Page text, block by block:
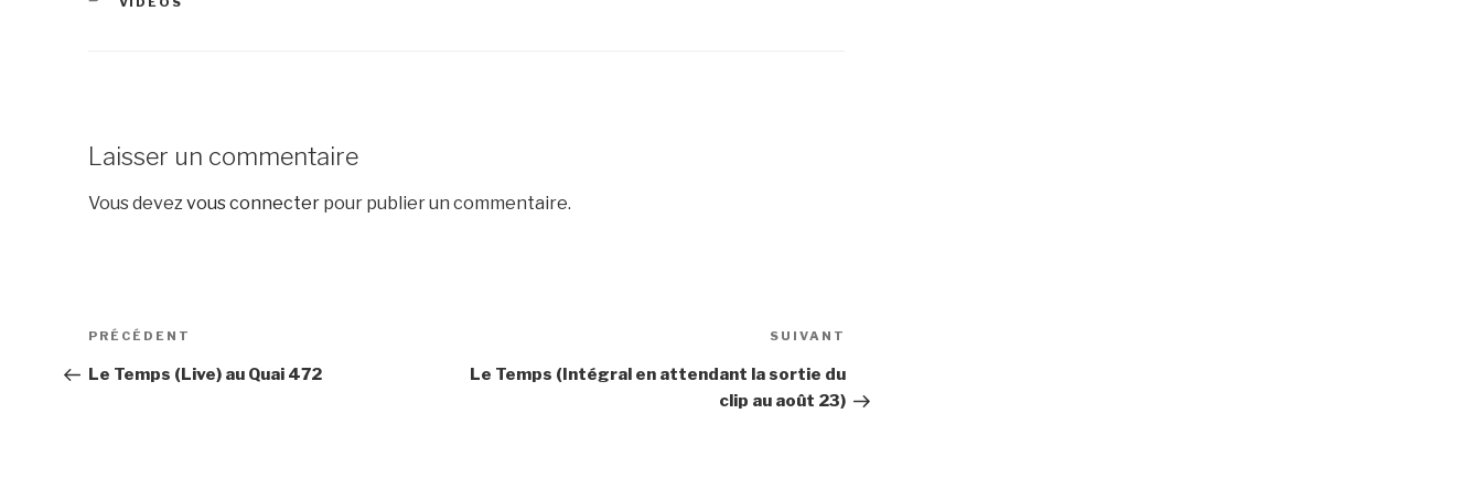
Laisser un commentaire
Vous devezvous connecter pour publier un commentaire.
Navigation
de
Article
PRÉCÉDENT
Le Temps (Live) au Quai 472
SUIVANT
Le Temps (Intégral en attendant la sortie du
clip au août 23)